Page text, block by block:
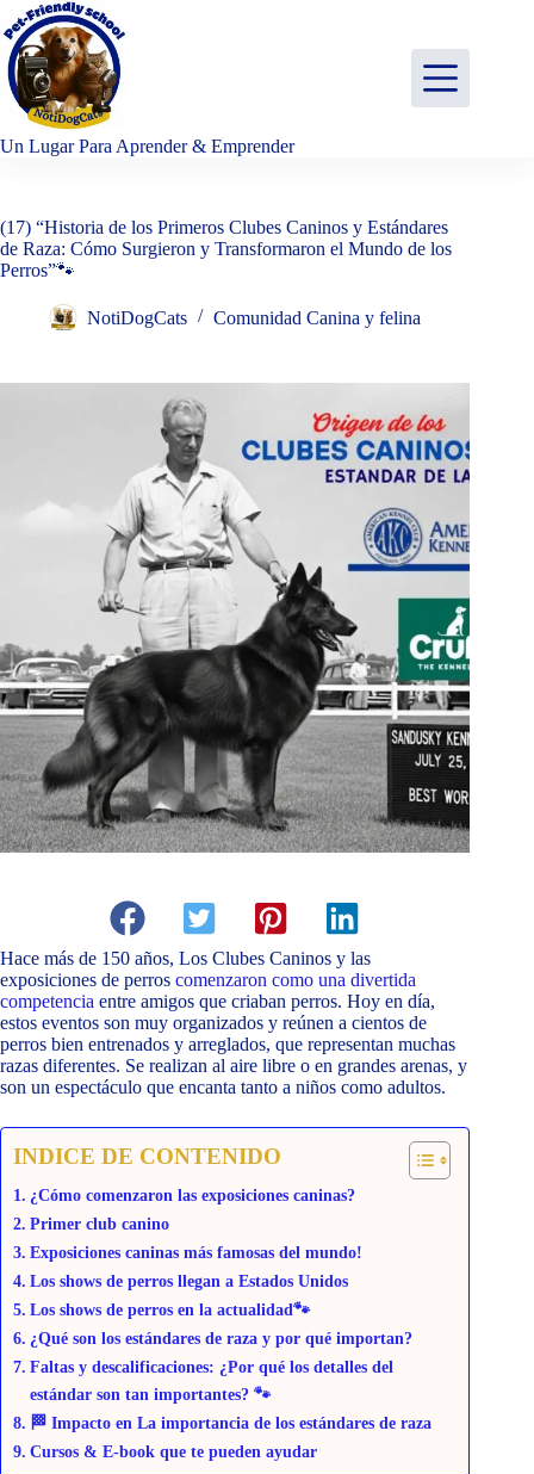
Saltar
al
contenido
Un Lugar Para Aprender & Emprender
(17) “Historia de los Primeros Clubes Caninos y Estándares
de Raza: Cómo Surgieron y Transformaron el Mundo de los
Perros”🐾
NotiDogCats Comunidad Canina y felina
Hace más de 150 años, Los Clubes Caninos y las
exposiciones de perros comenzaron como una divertida
competencia entre amigos que criaban perros. Hoy en día,
estos eventos son muy organizados y reúnen a cientos de
perros bien entrenados y arreglados, que representan muchas
razas diferentes. Se realizan al aire libre o en grandes arenas, y
son un espectáculo que encanta tanto a niños como adultos.
INDICE DE CONTENIDO
¿Cómo comenzaron las exposiciones caninas?
Primer club canino
Exposiciones caninas más famosas del mundo!
Los shows de perros llegan a Estados Unidos
Los shows de perros en la actualidad🐾
¿Qué son los estándares de raza y por qué importan?
Faltas y descalificaciones: ¿Por qué los detalles del
estándar son tan importantes? 🐾
🏁 Impacto en La importancia de los estándares de raza
Cursos & E-book que te pueden ayudar